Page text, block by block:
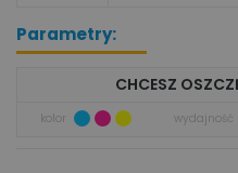
Parametry:
CHCESZ
kolor wydajność